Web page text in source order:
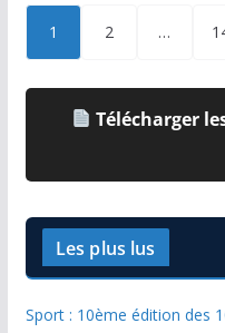
Posts
pagination
1 2 …
Télécharger
Les plus lus
Sport : 10ème édition des